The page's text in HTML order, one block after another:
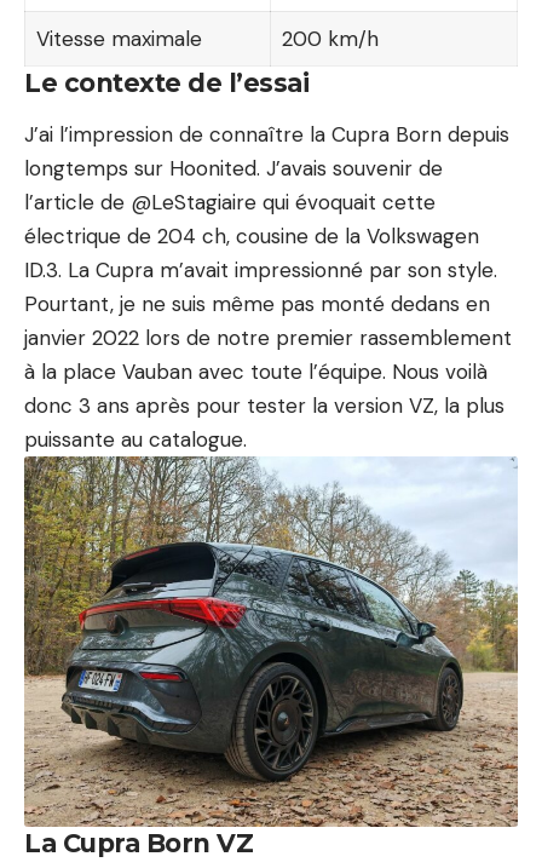
Vitesse maximale 200 km/h
Le contexte de l’essai
J’ai l’impression de connaître la Cupra Born depuis
longtemps sur Hoonited. J’avais souvenir de
l’article de @LeStagiaire qui évoquait cette
électrique de 204 ch, cousine de la Volkswagen
ID.3. La Cupra m’avait impressionné par son style.
Pourtant, je ne suis même pas monté dedans en
janvier 2022 lors de notre premier rassemblement
à la place Vauban avec toute l’équipe. Nous voilà
donc 3 ans après pour tester la version VZ, la plus
puissante au catalogue.
La Cupra Born VZ